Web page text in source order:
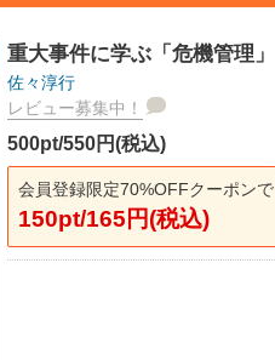
重大事件に学ぶ「危機管理」
佐々淳行
レビュー募集中！
500pt/550円(税込)
会員登録限定70%OFFクーポンで
150pt/165円(税込)